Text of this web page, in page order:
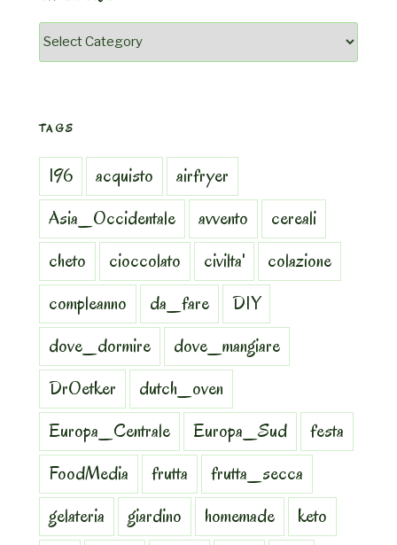
Categorie
TAGS
196 acquisto
airfryer
Asia_Occidentale
avvento
cereali
cheto
cioccolato civilta'
colazione
compleanno
da_fare
DIY
dove_dormire
dove_mangiare
DrOetker
dutch_oven
Europa_Centrale
Europa_Sud
festa
FoodMedia
frutta
frutta_secca
gelateria
giardino homemade
keto